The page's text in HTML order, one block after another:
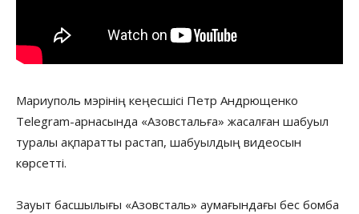
Мариуполь мэрінің кеңесшісі Петр Андрющенко
Telegram-арнасында «Азовстальға» жасалған шабуыл
туралы ақпаратты растап, шабуылдың видеосын
көрсетті.
Зауыт басшылығы «Азовсталь» аумағындағы бес бомба